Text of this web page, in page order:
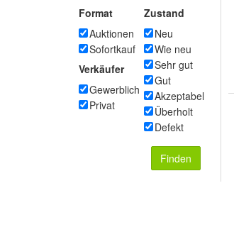
Format
Auktionen
Sofortkauf
Verkäufer
Gewerblich
Privat
Zustand
Neu
Wie neu
Sehr gut
Gut
Akzeptabel
Überholt
Defekt
Finden